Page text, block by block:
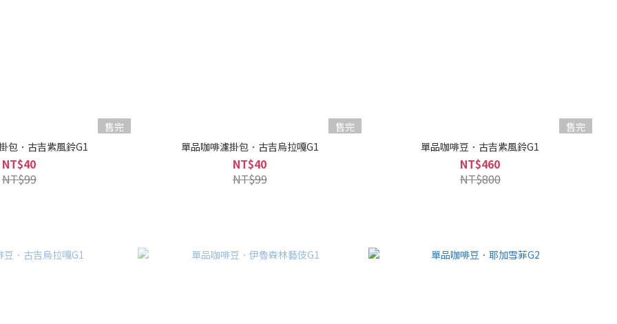
售完
包．古吉紫風鈴G1
NT$40
NT$99
售完
單品咖啡濾掛包．古吉烏拉嘎G1
NT$40
NT$99
售完
單品咖啡豆．古吉紫風鈴G1
NT$460
NT$800